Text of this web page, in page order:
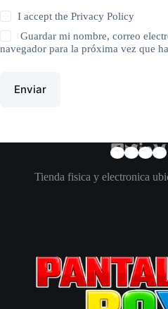
I accept thePrivacy Policy
Guardar mi nombre, correo
navegador para la próxima vez que
Enviar
Tienda fisica y electronica